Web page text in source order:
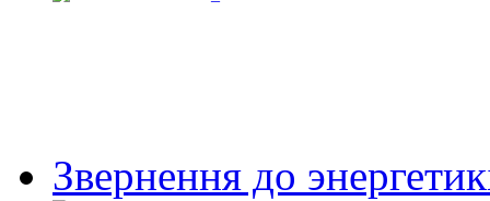
Звернення до